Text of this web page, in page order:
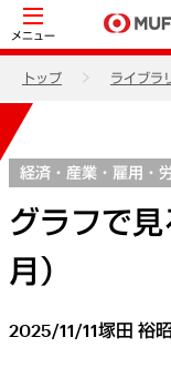
メニュー
トップ ライブラ
経済・産業・雇用・
グラフで
月）
2025/11/11塚田 裕